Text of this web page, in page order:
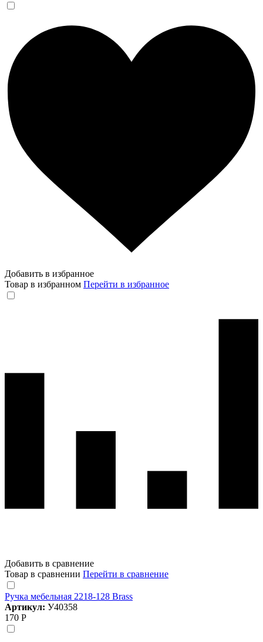
Добавить в избранное
Товар в избранном Перейти в избранное
Добавить в сравнение
Товар в сравнении Перейти в сравнение
Ручка мебельная 2218-128 Brass
Артикул: У40358
170 Р